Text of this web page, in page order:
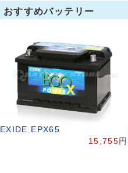
おすすめバッテリー
EXIDE EPX65
15,755 円